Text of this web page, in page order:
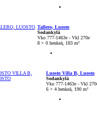
Tallero, Luosto
Sodankylä
Vko 777-1463e - Vkl 270e
8 + 0 henkeä, 183 m²
Luosto Villa B, Luosto
Sodankylä
Vko 777-1463e - Vkl
6 + 4 henkeä, 190 m²